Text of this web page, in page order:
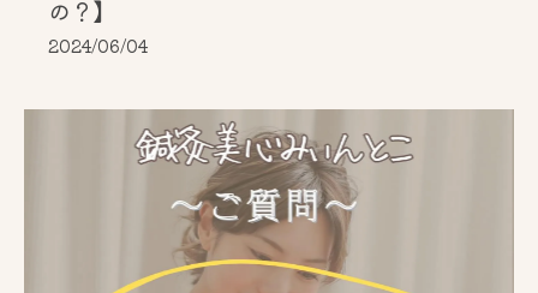
の？】
2024/06/04